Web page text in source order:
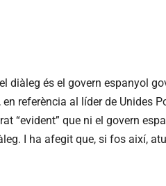
diàleg és el govern espanyol
referència al líder de Unides
“evident” que ni el govern
I ha afegit que, si fos així,